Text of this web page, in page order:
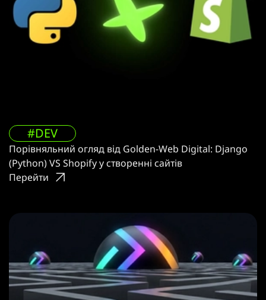
#DEV
Порівняльний огляд від Golden-Web Digital: Django
(Python) VS Shopify у створенні сайтів
Перейти